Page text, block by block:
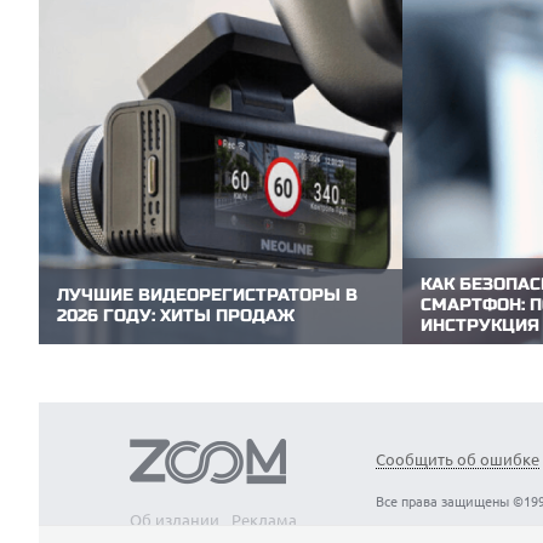
ЛУЧШИЕ ВИДЕОРЕГИСТРАТОРЫ В
2026 ГОДУ: ХИТЫ ПРОДАЖ
ситуации. Редакция ZOOM.CNews выбрала
модели видеорегистраторов, которые
пользуются...
КАК
СМАРТФОН:
ИНСТРУКЦИЯ
Покупка б/у
ZOOM.CNews
аппарата и
Об издании
Реклама
Сообщить об ошибке
Все права защищены